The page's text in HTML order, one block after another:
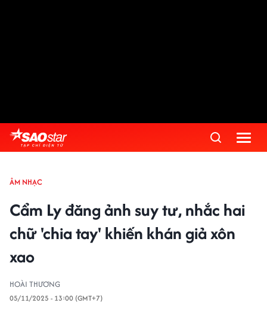
ÂM NHẠC
Cẩm Ly đăng ảnh suy tư, nhắc hai
chữ 'chia tay' khiến khán giả xôn
xao
HOÀI THƯƠNG
05/11/2025 - 13:00 (GMT+7)